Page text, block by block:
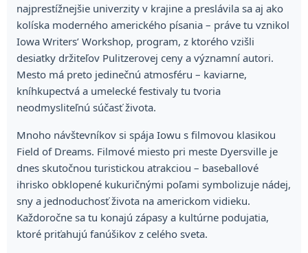
najprestížnejšie univerzity v krajine a preslávila sa aj ako
kolíska moderného amerického písania – práve tu vznikol
Iowa Writers’ Workshop, program, z ktorého vzišli
desiatky držiteľov Pulitzerovej ceny a významní autori.
Mesto má preto jedinečnú atmosféru – kaviarne,
kníhkupectvá a umelecké festivaly tu tvoria
neodmysliteľnú súčasť života.
Mnoho návštevníkov si spája Iowu s filmovou klasikou
Field of Dreams. Filmové miesto pri meste Dyersville je
dnes skutočnou turistickou atrakciou – baseballové
ihrisko obklopené kukuričnými poľami symbolizuje nádej,
sny a jednoduchosť života na americkom vidieku.
Každoročne sa tu konajú zápasy a kultúrne podujatia,
ktoré priťahujú fanúšikov z celého sveta.